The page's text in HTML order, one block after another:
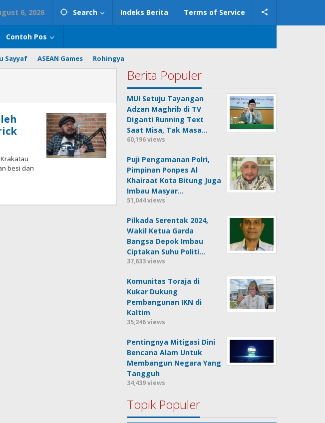
6, 2026 Search Indeks Berita Terms of Service
Contoh Pos
Sayyaf ASEAN Games Rohingya
besi dan
Berita Populer
MUI Setuju Tayangan
Adzan Maghrib di TV
Diganti Running Text
Saat Misa, Tak Masa…
60,196 views
Puji Pengamanan Polri,
Pimpinan Ponpes Al
Khairaat Kota Bitung Juga
Imbau Masyar…
51,044 views
Pilkada Serentak 2024,
Wakil Ketua Garda
Bangsa Depok Imbau
Ciptakan Suhu Politi…
37,633 views
Komunitas Toraja di
Kukar Dukung
Pembangunan IKN di
Kaltim
35,246 views
Pentingnya Mitigasi Dini
Bencana Alam Untuk
Membangun Negara Yang
Tangguh
34,439 views
Topik Populer